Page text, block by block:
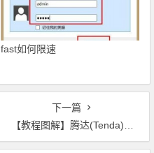
fast如何限速
下一篇
【教程图解】腾达(Tenda)FH329路由器ADSL上网设置